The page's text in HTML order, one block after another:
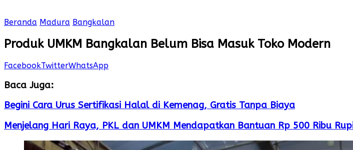
Beranda Madura Bangkalan
Produk UMKM Bangkalan Belum Bisa Masuk Toko Modern
FacebookTwitterWhatsApp
Baca Juga:
Begini Cara Urus Sertifikasi Halal di Kemenag, Gratis Tanpa Biaya
Menjelang Hari Raya, PKL dan UMKM Mendapatkan Bantuan Rp 500 Ribu